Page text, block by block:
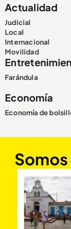
Actualidad
Judicial
Local
Internacional
Movilidad
Farándula
Economía
Economía de
Somos